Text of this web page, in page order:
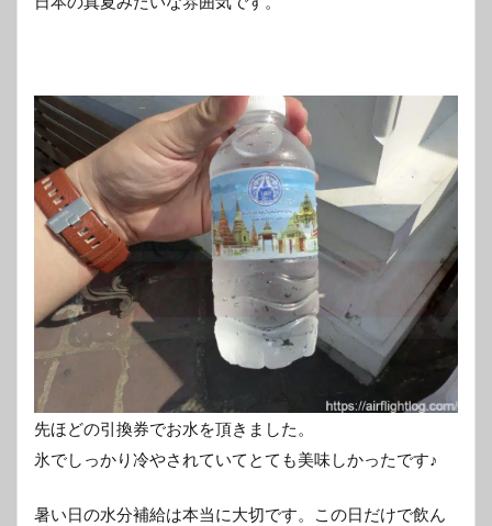
先ほどの引換券でお水を頂きました。
氷でしっかり冷やされていてとても美味しかったです♪
暑い日の水分補給は本当に大切です。この日だけで飲ん